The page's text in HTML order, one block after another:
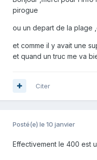
pirogue
ou un depart de la plage
et comme il y avait une
et quand un truc me va
Citer
Posté(e) le 10 janvier
Effectivement le 400 est